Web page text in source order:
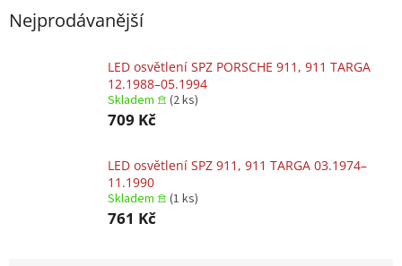
Nejprodávanější
LED osvětlení SPZ PORSCHE 911, 911 TARGA
12.1988–05.1994
Skladem 𖠿 (2 ks)
709 Kč
LED osvětlení SPZ 911, 911 TARGA 03.1974–
11.1990
Skladem 𖠿 (1 ks)
761 Kč